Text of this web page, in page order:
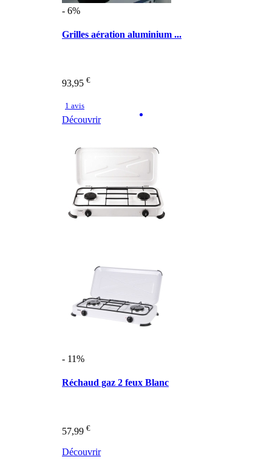
- 6%
Grilles aération aluminium ...
93,95 €
1 avis
Découvrir
- 11%
Réchaud gaz 2 feux Blanc
57,99 €
Découvrir